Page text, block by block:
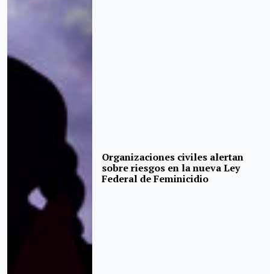
Organizaciones civiles alertan
sobre riesgos en la nueva Ley
Federal de Feminicidio